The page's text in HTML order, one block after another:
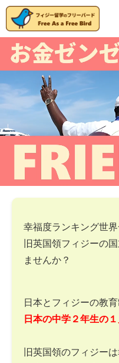
幸福度ランキング世
旧英国領フィジーの
ませんか？
日本とフィジーの教
日本の中学２年生の
旧英国領のフィジー